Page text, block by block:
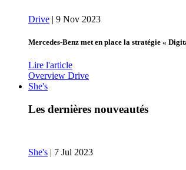
Drive | 9 Nov 2023
Mercedes-Benz met en place la stratégie «
Lire l'article
Overview Drive
She's
Les dernières nouveautés
She's | 7 Jul 2023